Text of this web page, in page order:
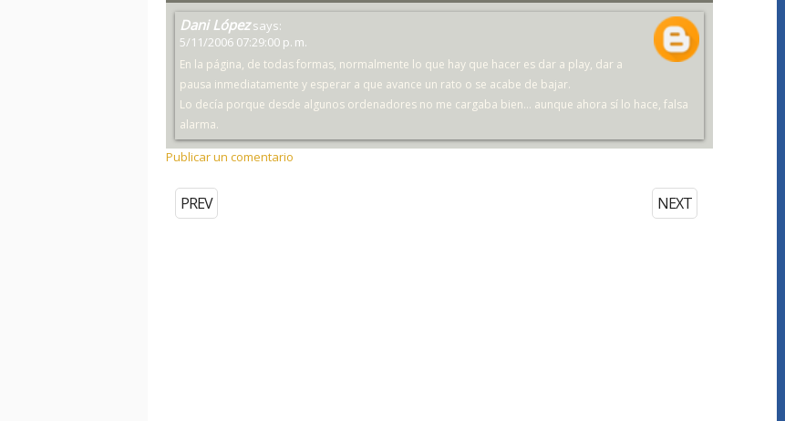
Dani López says:
5/11/2006 07:29:00 p. m.
En la página, de todas formas, normalmente lo que hay que hacer es dar a play, dar a
pausa inmediatamente y esperar a que avance un rato o se acabe de bajar.
Lo decía porque desde algunos ordenadores no me cargaba bien... aunque ahora sí lo hace, falsa
alarma.
Publicar un comentario
NEXT
PREV